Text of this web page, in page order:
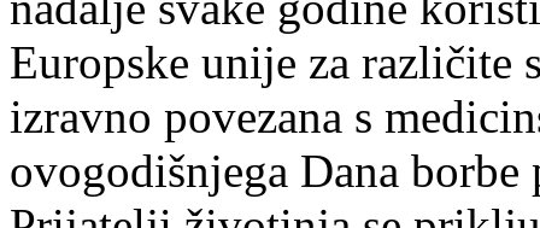
Europske unije za različite
izravno povezana s
ovogodišnjega Dana